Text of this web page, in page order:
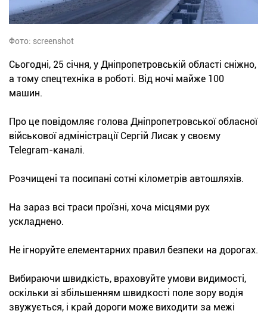
Фото: screenshot
Сьогодні, 25 січня, у Дніпропетровській області сніжно,
а тому спецтехніка в роботі. Від ночі майже 100
машин.
Про це повідомляє голова Дніпропетровської обласної
військової адміністрації Сергій Лисак у своєму
Telegram-каналі.
Розчищені та посипані сотні кілометрів автошляхів.
На зараз всі траси проїзні, хоча місцями рух
ускладнено.
Не ігноруйте елементарних правил безпеки на дорогах.
Вибираючи швидкість, враховуйте умови видимості,
оскільки зі збільшенням швидкості поле зору водія
звужується, і край дороги може виходити за межі